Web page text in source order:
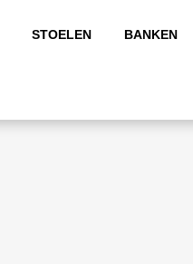
STOELEN BANKEN